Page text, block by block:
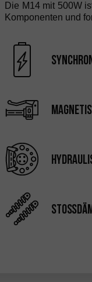
Die M14 mit 500W
Komponenten und